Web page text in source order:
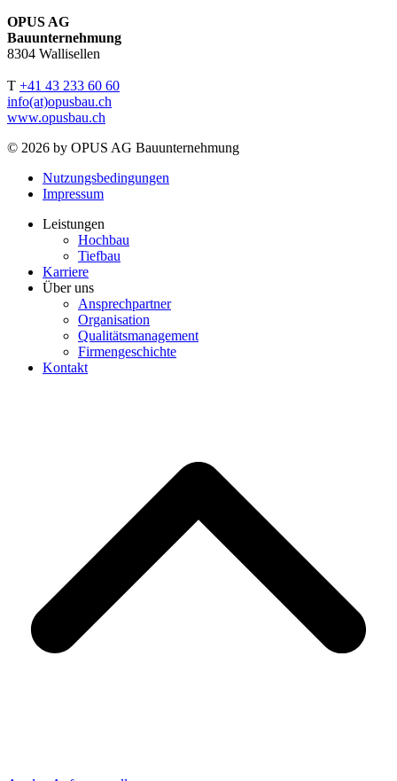
OPUS AG
Bauunternehmung
8304 Wallisellen
T +41 43 233 60 60
info(at)opusbau.ch
www.opusbau.ch
© 2026 by OPUS AG Bauunternehmung
Nutzungsbedingungen
Impressum
Leistungen
Hochbau
Tiefbau
Karriere
Über uns
Ansprechpartner
Organisation
Qualitätsmanagement
Firmengeschichte
Kontakt